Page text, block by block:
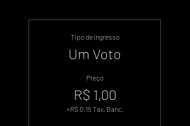
Tipo de ingresso
Um Voto
Preço
R$ 1,00
+R$ 0,15 Tax. Banc.